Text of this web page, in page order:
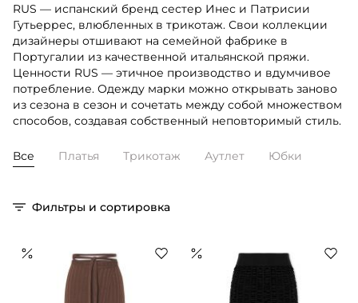
RUS — испанский бренд сестер Инес и Патрисии
Гутьеррес, влюбленных в трикотаж. Свои коллекции
дизайнеры отшивают на семейной фабрике в
Португалии из качественной итальянской пряжи.
Ценности RUS — этичное производство и вдумчивое
потребление. Одежду марки можно открывать заново
из сезона в сезон и сочетать между собой множеством
способов, создавая собственный неповторимый стиль.
Все Платья Трикотаж Аутлет Юбки
Фильтры и сортировка